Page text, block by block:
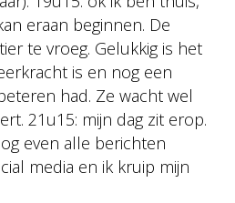
eraan beginnen. De
te vroeg. Gelukkig is het
is en nog een
had. Ze wacht wel
21u15: mijn dag zit erop.
even alle berichten
media en ik kruip mijn